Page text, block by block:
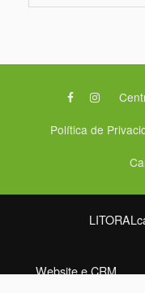
Política de
Website e CRM